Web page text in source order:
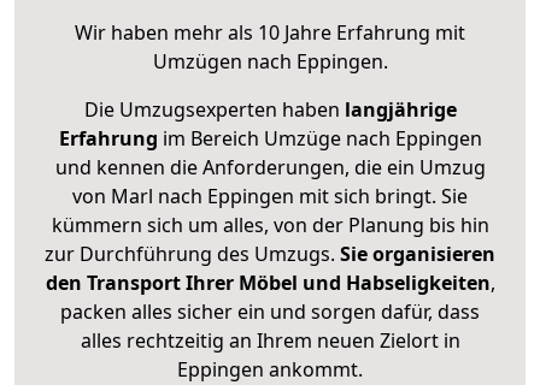
Wir haben mehr als 10 Jahre Erfahrung mit
Umzügen nach Eppingen.
Die Umzugsexperten haben langjährige
Erfahrung im Bereich Umzüge nach Eppingen
und kennen die Anforderungen, die ein Umzug
von Marl nach Eppingen mit sich bringt. Sie
kümmern sich um alles, von der Planung bis hin
zur Durchführung des Umzugs. Sie organisieren
den Transport Ihrer Möbel und Habseligkeiten,
packen alles sicher ein und sorgen dafür, dass
alles rechtzeitig an Ihrem neuen Zielort in
Eppingen ankommt.